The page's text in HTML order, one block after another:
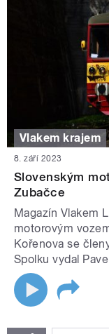
Vlakem krajem
8. září 2023
Slovenským
Zubačce
Magazín Vlakem
motorovým
Kořenova se
Spolku vydal